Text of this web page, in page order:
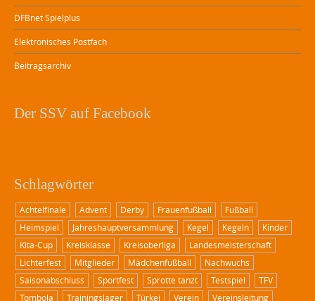
DFBnet Spielplus
Elektronisches Postfach
Beitragsarchiv
Der SSV auf Facebook
Schlagwörter
Achtelfinale Advent Derby Frauenfußball
Fußball
Heimspiel
Jahreshauptversammlung Kegel Kegeln
Kinder
Kita-Cup
Kreisklasse Kreisoberliga
Landesmeisterschaft
Lichterfest
Mitglieder Mädchenfußball
Nachwuchs
Saisonabschluss
Sportfest Sprotte tanzt Testspiel
TFV
Tombola
Trainingslager Türkei Verein Vereinsleitung